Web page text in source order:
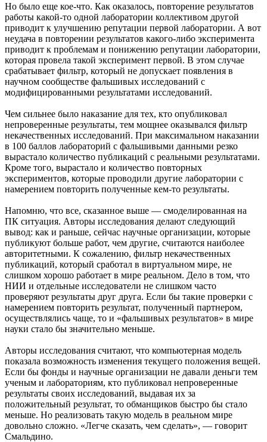
Но было еще кое-что. Как оказалось, повторение результатов
работы какой-то одной лаборатории коллективом другой
приводит к улучшению репутации первой лаборатории. А вот
неудача в повторении результатов какого-либо эксперимента
приводит к проблемам и понижению репутации лаборатории,
которая провела такой эксперимент первой. В этом случае
срабатывает фильтр, который не допускает появления в
научном сообществе фальшивых исследований с
модифицированными результатами исследований.
Чем сильнее было наказание для тех, кто опубликовал
непроверенные результаты, тем мощнее оказывался фильтр
некачественных исследований. При максимальном наказании
в 100 баллов лабораторий с фальшивыми данными резко
вырастало количество публикаций с реальными результатами.
Кроме того, вырастало и количество повторных
экспериментов, которые проводили другие лаборатории с
намерением повторить полученные кем-то результаты.
Напомню, что все, сказанное выше — смоделированная на
ПК ситуация. Авторы исследования делают следующий
вывод: как и раньше, сейчас научные организации, которые
публикуют больше работ, чем другие, считаются наиболее
авторитетными. К сожалению, фильтр некачественных
публикаций, который сработал в виртуальном мире, не
слишком хорошо работает в мире реальном. Дело в том, что
НИИ и отдельные исследователи не слишком часто
проверяют результаты друг друга. Если бы такие проверки с
намерением повторить результат, полученный партнером,
осуществлялись чаще, то и «фальшивых результатов» в мире
науки стало бы значительно меньше.
Авторы исследования считают, что компьютерная модель
показала возможность изменения текущего положения вещей.
Если бы фонды и научные организации не давали деньги тем
ученым и лабораториям, кто публиковал непроверенные
результаты своих исследований, выдавая их за
положительный результат, то обманщиков быстро бы стало
меньше. Но реализовать такую модель в реальном мире
довольно сложно. «Легче сказать, чем сделать», — говорит
Смальдино.